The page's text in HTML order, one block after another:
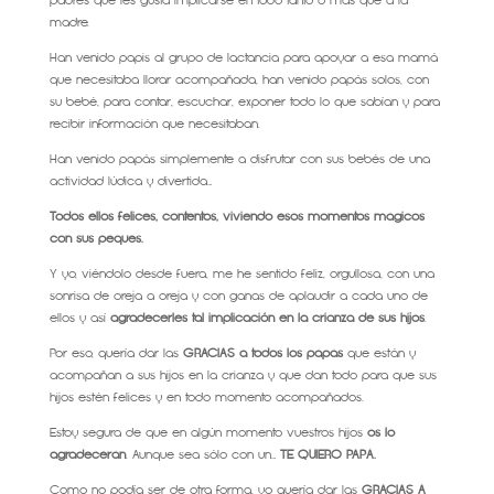
madre.
Han venido papis al grupo de lactancia para apoyar a esa mamá
que necesitaba llorar acompañada, han venido papás solos, con
su bebé, para contar, escuchar, exponer todo lo que sabían y para
recibir información que necesitaban.
Han venido papás simplemente a disfrutar con sus bebés de una
actividad lúdica y divertida…
Todos ellos felices, contentos, viviendo esos momentos mágicos
con sus peques.
Y yo, viéndolo desde fuera, me he sentido feliz, orgullosa, con una
sonrisa de oreja a oreja y con ganas de aplaudir a cada uno de
ellos y así agradecerles tal implicación en la crianza de sus hijos.
Por eso, quería dar las GRACIAS a todos los papásque están y
acompañan a sus hijos en la crianza y que dan todo para que sus
hijos estén felices y en todo momento acompañados.
Estoy segura de que en algún momento vuestros hijos os lo
agradecerán. Aunque sea sólo con un… TE QUIERO PAPÁ.
Como no podía ser de otra forma, yo quería dar las GRACIAS A